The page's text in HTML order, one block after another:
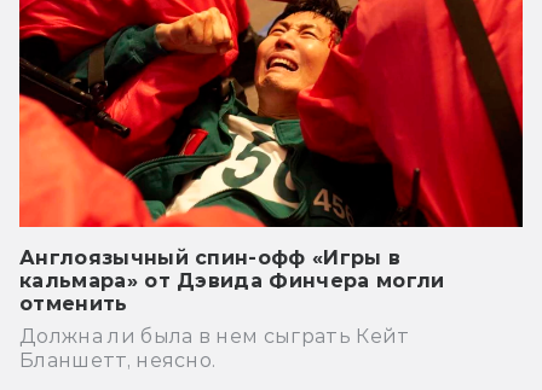
Англоязычный спин-офф «Игры в
кальмара» от Дэвида Финчера могли
отменить
Должна ли была в нем сыграть Кейт
Бланшетт, неясно.